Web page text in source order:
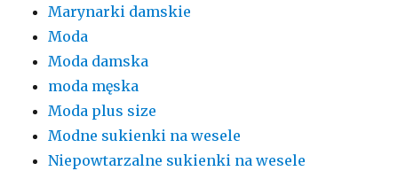
Marynarki damskie
Moda
Moda damska
moda męska
Moda plus size
Modne sukienki na wesele
Niepowtarzalne sukienki na wesele